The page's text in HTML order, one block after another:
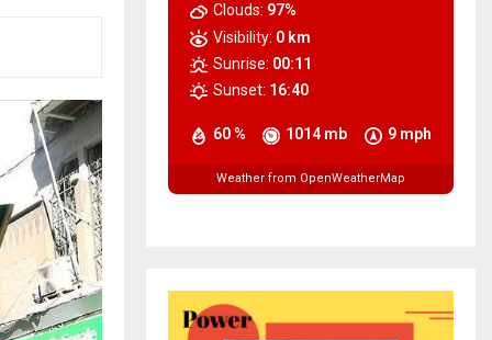
60 % 1014 mb 9 mph
Clouds: 97%
Visibility: 0 km
Sunrise: 00:11
Sunset: 16:40
Weather from OpenWeatherMap